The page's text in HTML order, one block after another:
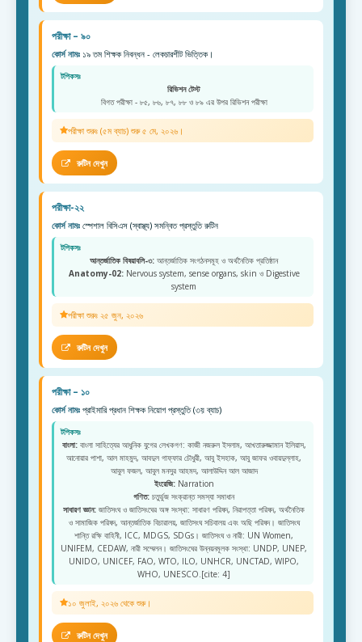
পরীক্ষা – ৯০
কোর্স নামঃ ১৯ তম শিক্ষক নিবন্ধন - লেকচারশীট ভিত্তিক।
টপিকসঃ
রিভিশন টেস্ট
বিগত পরীক্ষা - ৮৫, ৮৬, ৮৭, ৮৮ ও ৮৯ এর উপর রিভিশন পরীক্ষা
পরীক্ষা শুরুঃ (৫ম ব্যাচ) শুরু ৫ মে, ২০২৬।
রুটিন দেখুন
পরীক্ষা-২২
কোর্স নামঃ স্পেশাল বিসিএস (স্বাস্থ্য) সমন্বিত প্রস্তুতি রুটিন
টপিকসঃ
আন্তর্জাতিক বিষয়াবলি-৩: আন্তর্জাতিক সংগঠনসমূহ ও অর্থনৈতিক প্রতিষ্ঠান
Anatomy-02:Nervous system, sense organs, skin ও Digestive
system
পরীক্ষা শুরুঃ ২৫ জুন, ২০২৬
রুটিন দেখুন
পরীক্ষা – ১০
কোর্স নামঃ প্রাইমারি প্রধান শিক্ষক নিয়োগ প্রস্তুতি (৩য় ব্যাচ)
টপিকসঃ
বাংলা:বাংলা সাহিত্যের আধুনিক যুগের লেখকগণ: কাজী নজরুল ইসলাম, আখতারুজ্জামান ইলিয়াস,
আনোয়ার পাশা, আল মাহমুদ, আবদুল গাফ্ফার চৌধুরী, আবু ইসহাক, আবু জাফর ওবায়দুল্লাহ,
আবুল ফজল, আবুল মনসুর আহমদ, আলাউদ্দিন আল আজাদ
ইংরেজি:Narration
গণিত: চতুর্ভুজ সংক্রান্ত সমস্যা সমাধান
সাধারণ জ্ঞান: জাতিসংঘ ও জাতিসংঘের অঙ্গ সংস্থা: সাধারণ পরিষদ, নিরাপত্তা পরিষদ, অর্থনৈতিক
ও সামাজিক পরিষদ, আন্তর্জাতিক বিচারালয়, জাতিসংঘ সচিবালয় এবং অছি পরিষদ। জাতিসংঘ
শান্তি রক্ষি বাহিনী, ICC, MDGS, SDGs। জাতিসংঘ ও নারী: UN Women,
UNIFEM, CEDAW, নারী সম্মেলন। জাতিসংঘের উন্নয়নমূলক সংস্থা: UNDP, UNEP,
UNIDO, UNICEF, FAO, WTO, ILO, UNHCR, UNCTAD, WIPO,
WHO, UNESCO.[cite: 4]
১০ জুলাই, ২০২৬ থেকে শুরু।
রুটিন দেখুন